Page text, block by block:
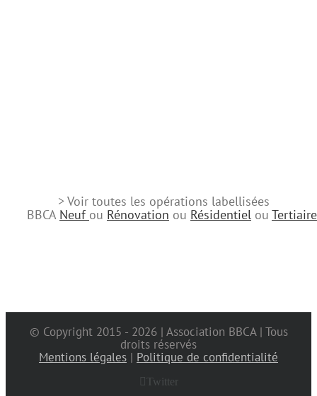
> Voir toutes les opérations labellisées
BBCA Neuf ou Rénovation ou Résidentielou Tertiaire
© Copyright 2015 - 2026 | Association BBCA | Tous
droits réservés
Mentions légales | Politique de confidentialité
Twitter